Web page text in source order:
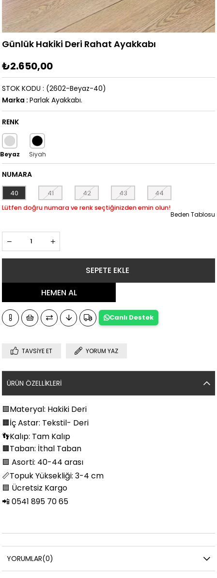
Günlük Hakiki Deri Rahat Ayakkabı
₺2.650,00
(2602-Beyaz-40)
STOK KODU
Marka : Parlak Ayakkabı.
RENK
NUMARA
40 41 42 43 44
Beden Tablosu
Canlı Destek
TAVSIYE ET YORUM YAZ
ÜRÜN ÖZELLIKLERI
🟩Materyal: Hakiki Deri
🟧İç Astar: Tekstil- Deri
👣Kalıp: Tam Kalıp
🟫Taban: İthal Taban
🟪 Asorti: 40-44 arası
📏Topuk Yüksekliği: 3-4 cm
🟦 Ücretsiz Kargo
📲 0541 895 70 65
YORUMLAR(0)